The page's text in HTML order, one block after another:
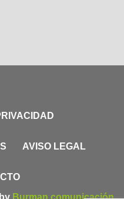
AVISO LEGAL
Burman comunicación